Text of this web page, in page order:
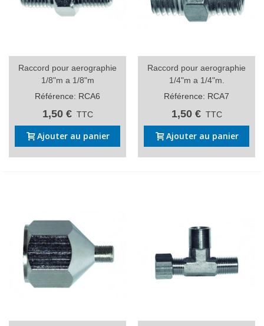
Raccord pour aerographie
1/8"m a 1/8"m
Référence: RCA6
1,50 € TTC
Ajouter au panier
Raccord pour aerographie
1/4"m a 1/4"m.
Référence: RCA7
1,50 € TTC
Ajouter au panier